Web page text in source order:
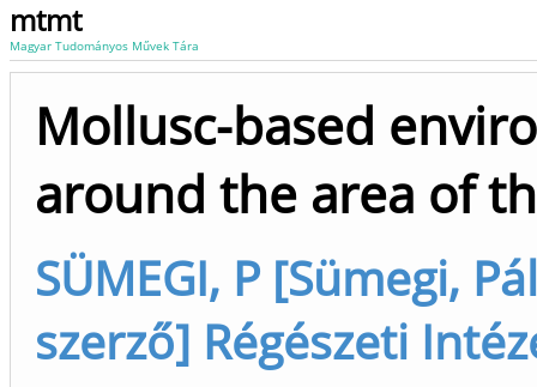
mtmt
Magyar Tudományos Művek Tára
Mollusc-based
around the area of
SÜMEGI, P [Sümegi,
szerző] Régészeti